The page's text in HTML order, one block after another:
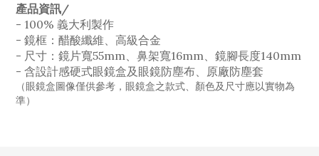
產品資訊/
- 100% 義大利製作
- 鏡框：醋酸纖維、高級合金
- 尺寸：鏡片寬55mm、鼻架寬16mm、鏡腳長度140mm
- 含設計感硬式眼鏡盒及眼鏡防塵布、原廠防塵套
（眼鏡盒圖像僅供參考，眼鏡盒之款式、顏色及尺寸應以實物為
準）